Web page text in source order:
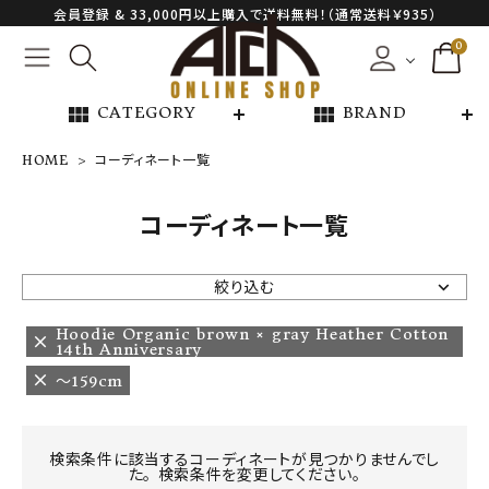
会員登録 & 33,000円以上購入で送料無料！（通常送料￥935）
0
view_module CATEGORY view_module BRAND
NEW ARRIVAL
ARCH EXCLUSIVE
BRAND
CATEGORY
HOME コーディネート一覧
コーディネート一覧
絞り込む
Hoodie Organic brown × gray Heather Cotton
14th Anniversary
〜159cm
検索条件に該当するコーディネートが見つかりませんでし
た。 検索条件を変更してください。